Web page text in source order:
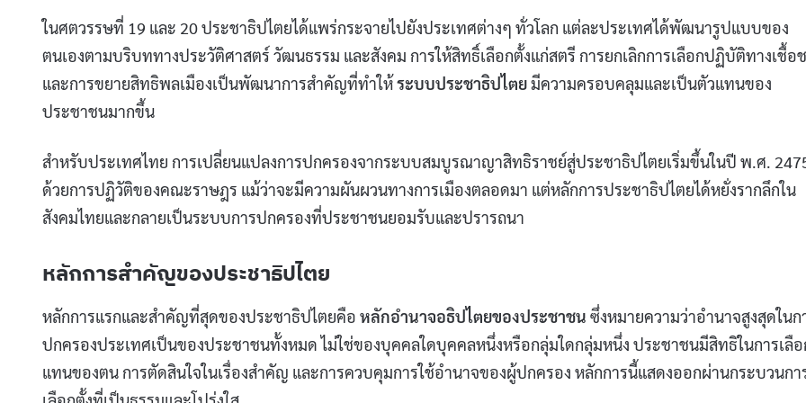
ในศตวรรษที่ 19 และ 20 ประชาธิปไตยได้แพร่กระจายไปยังประเทศต่างๆ ทั่วโลก แต่ละประเทศได้พัฒนารูปแบบของ
ตนเองตามบริบททางประวัติศาสตร์ วัฒนธรรม และสังคม การให้สิทธิ์เลือกตั้งแก่สตรี การยกเลิกการเลือกปฏิบัติทางเชื้อ
และการขยายสิทธิพลเมืองเป็นพัฒนาการสำคัญที่ทำให้ระบบประชาธิปไตยมีความครอบคลุมและเป็นตัวแทนของ
ประชาชนมากขึ้น
สำหรับประเทศไทย การเปลี่ยนแปลงการปกครองจากระบบสมบูรณาญาสิทธิราชย์สู่ประชาธิปไตยเริ่มขึ้นในปี พ.ศ.
ด้วยการปฏิวัติของคณะราษฎร แม้ว่าจะมีความผันผวนทางการเมืองตลอดมา แต่หลักการประชาธิปไตยได้หยั่งรากลึกใน
สังคมไทยและกลายเป็นระบบการปกครองที่ประชาชนยอมรับและปรารถนา
หลักการสำคัญของประชาธิปไตย
หลักการแรกและสำคัญที่สุดของประชาธิปไตยคือ หลักอำนาจอธิปไตยของประชาชน ซึ่งหมายความว่าอำนาจสูงสุดในก
ปกครองประเทศเป็นของประชาชนทั้งหมด ไม่ใช่ของบุคคลใดบุคคลหนึ่งหรือกลุ่มใดกลุ่มหนึ่ง ประชาชนมีสิทธิในการเลื
แทนของตน การตัดสินใจในเรื่องสำคัญ และการควบคุมการใช้อำนาจของผู้ปกครอง หลักการนี้แสดงออกผ่านกระบวนกา